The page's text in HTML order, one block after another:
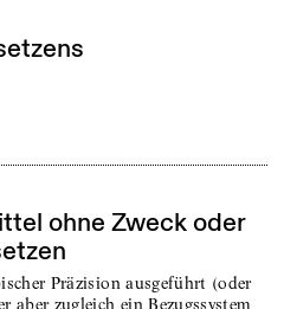
ohne Zweck oder
Präzision ausgeführt (oder
aber zugleich ein Bezugssystem